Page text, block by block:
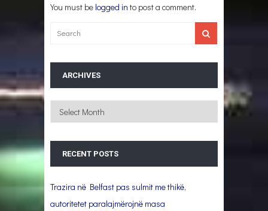
You must be logged in to post a comment.
ARCHIVES
Archives
RECENT POSTS
Trazira në Belfast pas sulmit me thikë,
autoritetet paralajmërojnë masa